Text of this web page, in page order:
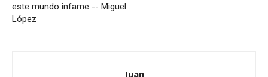
este mundo infame -- Miguel
López
Juan